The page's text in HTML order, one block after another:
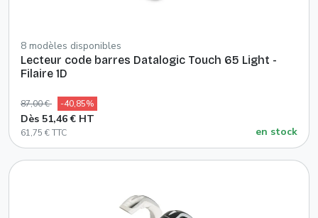
8 modèles disponibles
Lecteur code barres Datalogic Touch 65 Light -
Filaire 1D
87,00 € -40,85%
Dès 51,46 € HT
61,75 € TTC en stock